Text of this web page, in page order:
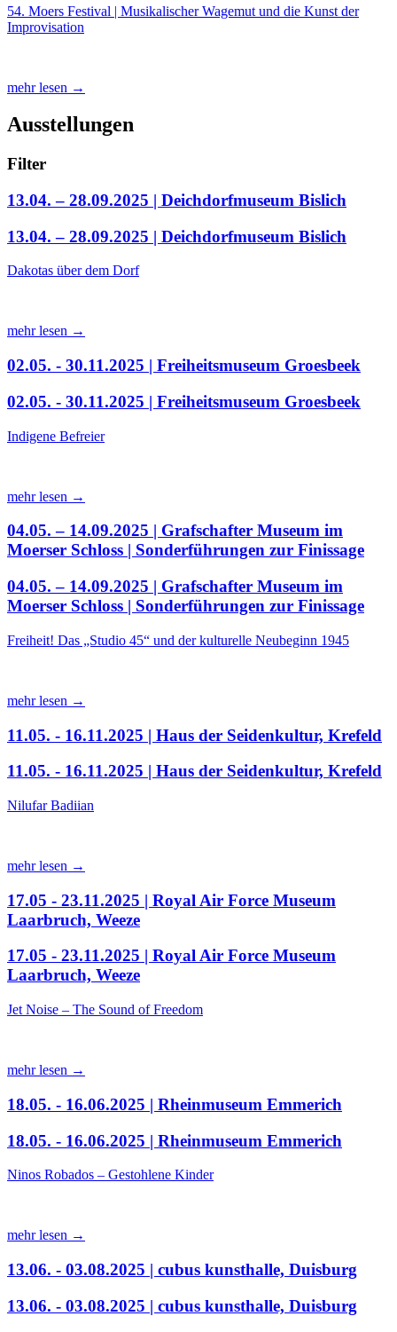
54. Moers Festival | Musikalischer Wagemut und die Kunst der
Improvisation
mehr lesen →
Ausstellungen
Filter
13.04. – 28.09.2025 | Deichdorfmuseum Bislich
13.04. – 28.09.2025 | Deichdorfmuseum Bislich
Dakotas über dem Dorf
mehr lesen →
02.05. - 30.11.2025 | Freiheitsmuseum Groesbeek
02.05. - 30.11.2025 | Freiheitsmuseum Groesbeek
Indigene Befreier
mehr lesen →
04.05. – 14.09.2025 | Grafschafter Museum im
Moerser Schloss | Sonderführungen zur Finissage
04.05. – 14.09.2025 | Grafschafter Museum im
Moerser Schloss | Sonderführungen zur Finissage
Freiheit! Das „Studio 45“ und der kulturelle Neubeginn 1945
mehr lesen →
11.05. - 16.11.2025 | Haus der Seidenkultur, Krefeld
11.05. - 16.11.2025 | Haus der Seidenkultur, Krefeld
Nilufar Badiian
mehr lesen →
17.05 - 23.11.2025 | Royal Air Force Museum
Laarbruch, Weeze
17.05 - 23.11.2025 | Royal Air Force Museum
Laarbruch, Weeze
Jet Noise – The Sound of Freedom
mehr lesen →
18.05. - 16.06.2025 | Rheinmuseum Emmerich
18.05. - 16.06.2025 | Rheinmuseum Emmerich
Ninos Robados – Gestohlene Kinder
mehr lesen →
13.06. - 03.08.2025 | cubus kunsthalle, Duisburg
13.06. - 03.08.2025 | cubus kunsthalle, Duisburg